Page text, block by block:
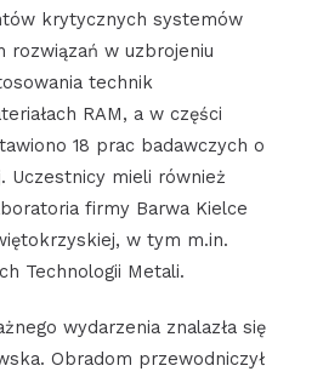
krytycznych systemów
rozwiązań w uzbrojeniu
technik
RAM, a w części
18 prac badawczych o
Uczestnicy mieli również
firmy Barwa Kielce
w tym m.in.
Technologii Metali.
wydarzenia znalazła się
Obradom przewodniczył